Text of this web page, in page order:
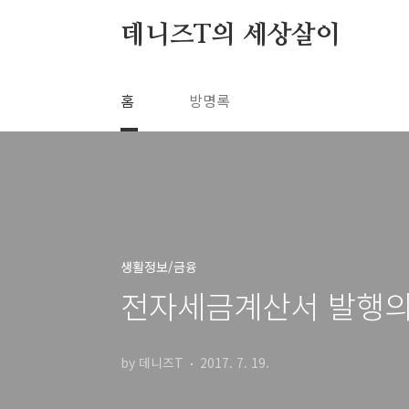
데니즈T의 세상살이
홈 방명록
생활정보/금융
전자세금계산서 발행
by 데니즈T 2017. 7. 19.